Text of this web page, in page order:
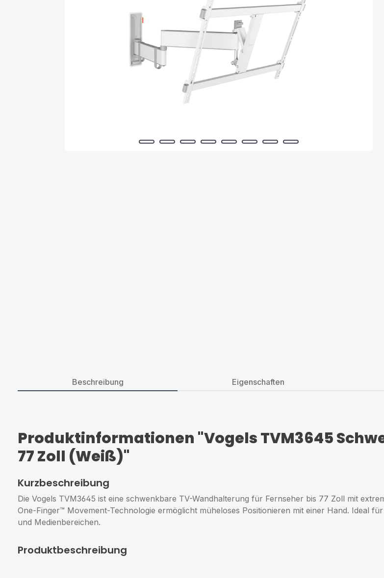
Beschreibung Eigenschaften
Produktinformationen "Vogels TVM3645
77 Zoll (Weiß)"
Kurzbeschreibung
Die Vogels TVM3645 ist eine schwenkbare TV-Wandhalterung für Fernseher bis 77 Zoll mit
One-Finger™ Movement-Technologie ermöglicht müheloses Positionieren mit einer Hand. Ideal
und Medienbereichen.
Produktbeschreibung